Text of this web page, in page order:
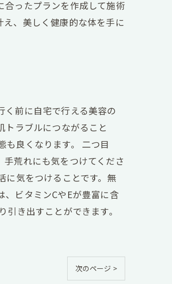
合ったプランを作成して施術
、美しく健康的な体を手に
く前に自宅で行える美容の
トラブルにつながること
良くなります。 二つ目
荒れにも気をつけてくださ
に気をつけることです。無
ビタミンCやEが豊富に含
き出すことができます。
次のページ >